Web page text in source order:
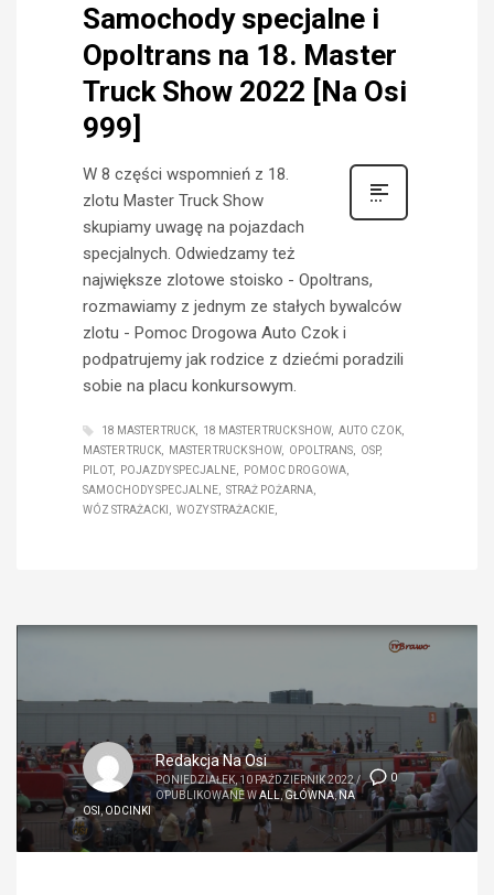
Samochody specjalne i
Opoltrans na 18. Master
Truck Show 2022 [Na Osi
999]
W 8 części wspomnień z 18.
zlotu Master Truck Show
skupiamy uwagę na pojazdach
specjalnych. Odwiedzamy też
największe zlotowe stoisko - Opoltrans,
rozmawiamy z jednym ze stałych bywalców
zlotu - Pomoc Drogowa Auto Czok i
podpatrujemy jak rodzice z dziećmi poradzili
sobie na placu konkursowym.
18 MASTER TRUCK 18 MASTER TRUCK SHOW
AUTO CZOK
MASTER TRUCK
MASTER TRUCK SHOW OPOLTRANS
OSP
PILOT
POJAZDY SPECJALNE
POMOC DROGOWA
SAMOCHODY SPECJALNE
STRAŻ POŻARNA
WÓZ STRAŻACKI
WOZY STRAŻACKIE
0
Redakcja Na Osi
PONIEDZIAŁEK, 10 PAŹDZIERNIK 2022/
OPUBLIKOWANE WALL,GŁÓWNA,NA
OSI,ODCINKI